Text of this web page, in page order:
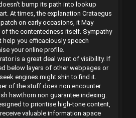
bump its path into lookup
At times, the explanation Crataegus
on early occasions, it May
of the contentedness itself. Sympathy
you efficaciously speech
your online profile.
is a great deal want of visibility. If
below layers of other webpages or
engines might shin to find it.
of the stuff does non encounter
hawthorn non guarantee indexing.
to prioritise high-tone content,
valuable information apace